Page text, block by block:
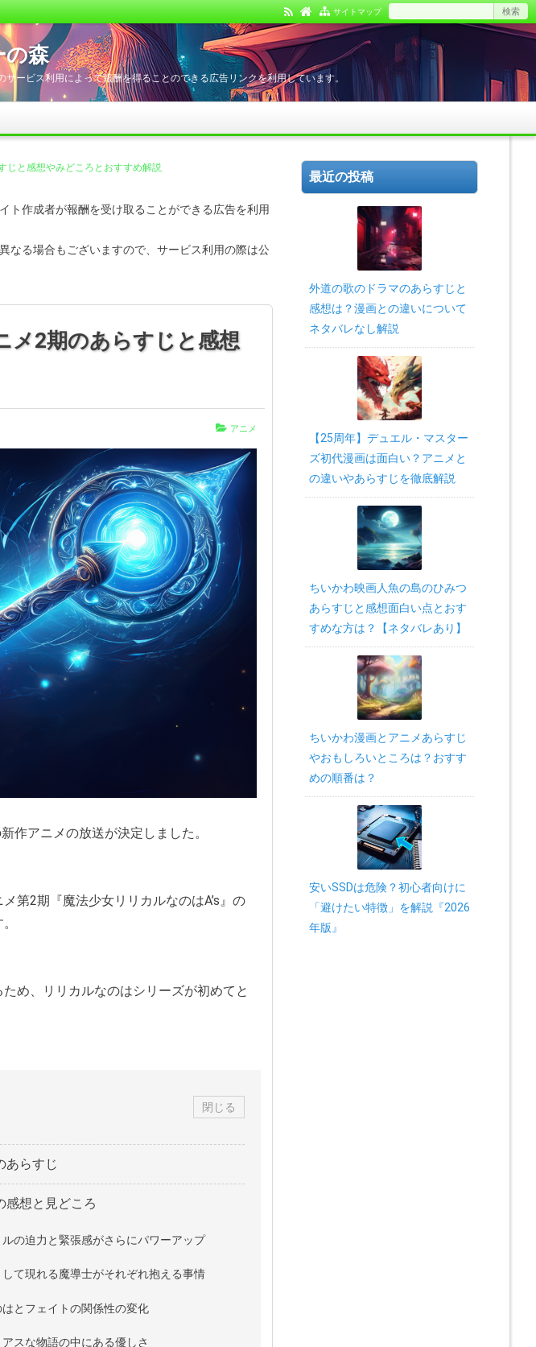
サイトマップ
の森
ービス利用によって報酬を得ることのできる広告リンクを利用しています。
じと感想やみどころとおすすめ解説
ト作成者が報酬を受け取ることができる広告を利用
なる場合もございますので、サービス利用の際は公
メ2期のあらすじと感想
アニメ
作アニメの放送が決定しました。
第2期『魔法少女リリカルなのはA’s』の
め、リリカルなのはシリーズが初めてと
閉じる
あらすじ
感想と見どころ
の迫力と緊張感がさらにパワーアップ
て現れる魔導士がそれぞれ抱える事情
とフェイトの関係性の変化
スな物語の中にある優しさ
最近の投稿
外道の歌のドラマのあらすじと
感想は？漫画との違いについて
ネタバレなし解説
【25周年】デュエル・マスター
ズ初代漫画は面白い？アニメと
の違いやあらすじを徹底解説
ちいかわ映画人魚の島のひみつ
あらすじと感想面白い点とおす
すめな方は？【ネタバレあり】
ちいかわ漫画とアニメあらすじ
やおもしろいところは？おすす
めの順番は？
安いSSDは危険？初心者向けに
「避けたい特徴」を解説『2026
年版』